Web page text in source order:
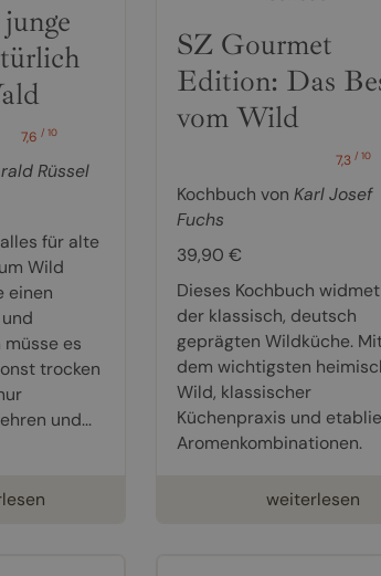
7,6/ 10
Rüssel
für alte
Wild
einen
es
trocken
und...
SZ Gourmet
Edition: Das
vom Wild
7,3/ 10
Kochbuch von Karl Josef
Fuchs
39,90 €
Dieses Kochbuch
der klassisch, deutsch
geprägten Wildküche.
dem wichtigsten
Wild, klassischer
Küchenpraxis und
Aromenkombinationen.
weiterlesen